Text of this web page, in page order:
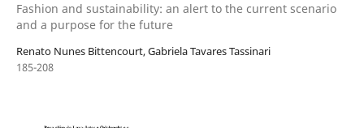
Fashion and sustainability: an alert to the current scenario
and a purpose for the future
Renato Nunes Bittencourt, Gabriela Tavares Tassinari
185-208